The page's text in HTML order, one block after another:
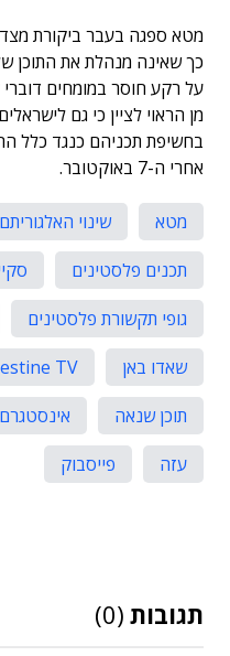
מטא ספגה בעבר ביקורת מצד
כך שאינה מנהלת את התוכן
על רקע חוסר במומחים
מן הראוי לציין כי גם
בחשיפת תכניהם כנגד כלל
אחרי ה-7 באוקטובר.
מטא שינוי האלגוריתם
תכנים פלסטינים
גופי תקשורת פלסטינים
שאדו באן
TV
תוכן שנאה
אינסטגרם
עזה
פייסבוק
תגובות (0)